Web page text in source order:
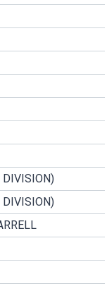
DIVISION)
DIVISION)